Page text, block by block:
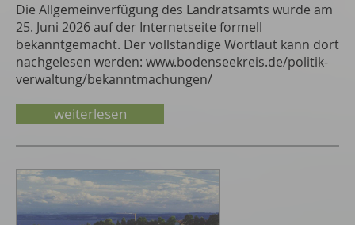
Die Allgemeinverfügung des Landratsamts wurde am
25. Juni 2026 auf der Internetseite formell
bekanntgemacht. Der vollständige Wortlaut kann dort
nachgelesen werden: www.bodenseekreis.de/politik-
verwaltung/bekanntmachungen/
weiterlesen